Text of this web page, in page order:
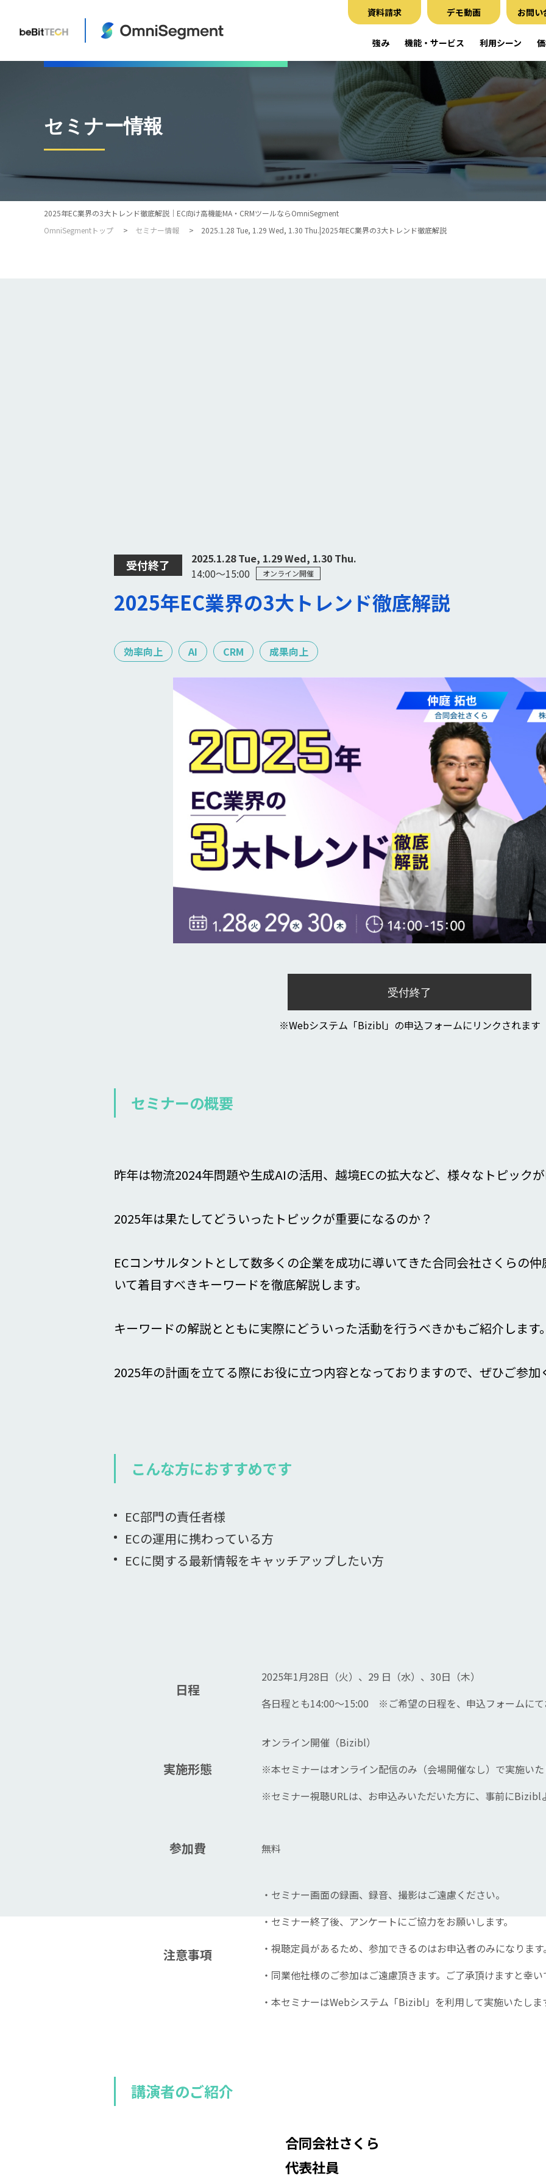
資料請求 デモ動画 お問い
強み 機能・サービス 利用シーン
セミナー情報
2025年EC業界の3大トレンド徹底解説｜EC向け高機能MA・CRMツールならOmniSegment
OmniSegmentトップ
セミナー情報 2025.1.28 Tue, 1.29 Wed, 1.30 Thu.|2025年EC業界の3大トレンド徹底解説
受付終了
2025.1.28 Tue, 1.29 Wed, 1.30 Thu.
14:00〜15:00
オンライン開催
2025年EC業界の3大トレンド徹底解説
効率向上 AI CRM 成果向上
受付終了
※Webシステム「Bizibl」の申込フォームにリンクされます
セミナーの概要
昨年は物流2024年問題や生成AIの活用、越境ECの拡大など、様々なトピックが
2025年は果たしてどういったトピックが重要になるのか？
ECコンサルタントとして数多くの企業を成功に導いてきた合同会社さくらの
いて着目すべきキーワードを徹底解説します。
キーワードの解説とともに実際にどういった活動を行うべきかもご紹介します。
2025年の計画を立てる際にお役に立つ内容となっておりますので、ぜひご参加
こんな方におすすめです
EC部門の責任者様
ECの運用に携わっている方
ECに関する最新情報をキャッチアップしたい方
日程
2025年1月28日（火）、29 日（水）、30日（木）
各日程とも14:00～15:00　※ご希望の日程を、申込フォームに
実施形態
オンライン開催（Bizibl）
※本セミナーはオンライン配信のみ（会場開催なし）で実施いた
※セミナー視聴URLは、お申込みいただいた方に、事前にBizibl
参加費 無料
注意事項
・セミナー画面の録画、録音、撮影はご遠慮ください。
・セミナー終了後、アンケートにご協力をお願いします。
・視聴定員があるため、参加できるのはお申込者のみになります。
・同業他社様のご参加はご遠慮頂きます。ご了承頂けますと幸い
・本セミナーはWebシステム「Bizibl」を利用して実施いたしま
講演者のご紹介
合同会社さくら
代表社員